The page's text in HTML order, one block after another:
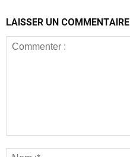
LAISSER UN COMMENTAIRE